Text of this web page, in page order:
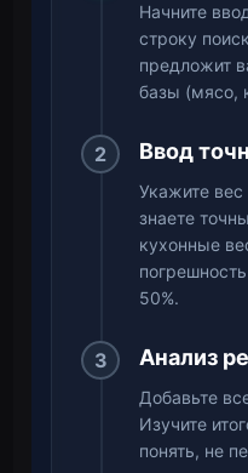
Начните
строку
предложит
базы (мясо,
2 Ввод
Укажите
знаете
кухонные
50%.
3 Анализ
Добавьте
Изучите
понять, не